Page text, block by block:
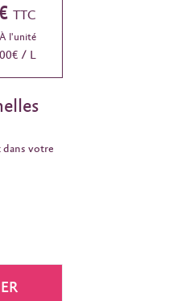
TTC
À l'unité
/ L
dans votre